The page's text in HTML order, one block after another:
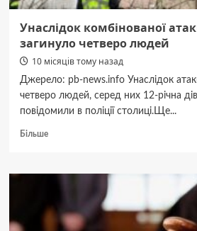
Унаслідок комбінованої
загинуло четверо людей
10 місяців тому назад
Джерело: pb-news.info Унаслідок
четверо людей, серед них 12-річна
повідомили в поліції столиці.Ще...
БільшеДокладніше
комбінованої
на
Київ